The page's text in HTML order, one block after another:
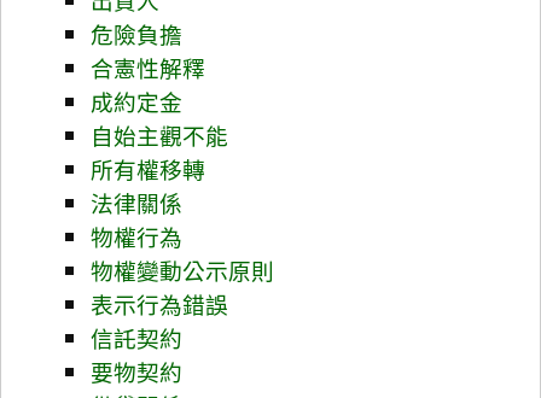
危險負擔
合憲性解釋
成約定金
自始主觀不能
所有權移轉
法律關係
物權行為
物權變動公示原則
表示行為錯誤
信託契約
要物契約